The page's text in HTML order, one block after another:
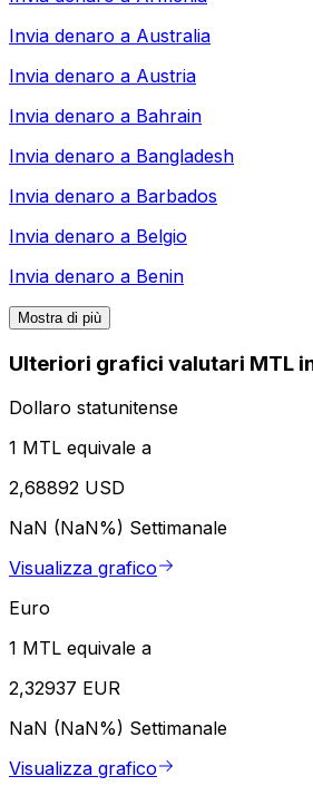
Invia denaro a Australia
Invia denaro a Austria
Invia denaro a Bahrain
Invia denaro a Bangladesh
Invia denaro a Barbados
Invia denaro a Belgio
Invia denaro a Benin
Mostra di più
Ulteriori grafici valutari MTL
Dollaro statunitense
1 MTL equivale a
2,68892 USD
NaN (NaN%) Settimanale
Visualizza grafico
Euro
1 MTL equivale a
2,32937 EUR
NaN (NaN%) Settimanale
Visualizza grafico